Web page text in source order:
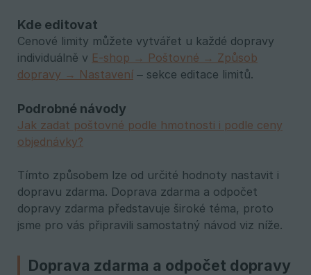
Kde editovat
Cenové limity můžete vytvářet u každé dopravy
individuálně v E-shop → Poštovné → Způsob
dopravy → Nastavení – sekce editace limitů.
Podrobné návody
Jak zadat poštovné podle hmotnosti i podle ceny
objednávky?
Tímto způsobem lze od určité hodnoty nastavit i
dopravu zdarma. Doprava zdarma a odpočet
dopravy zdarma představuje široké téma, proto
jsme pro vás připravili samostatný návod viz níže.
Doprava zdarma a odpočet dopravy